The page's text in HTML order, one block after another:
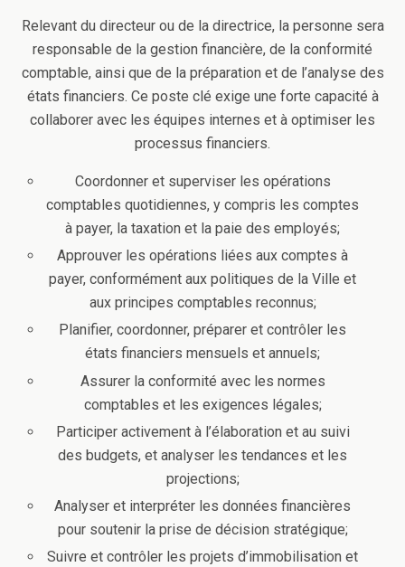
Relevant du directeur ou de la directrice, la personne sera
responsable de la gestion financière, de la conformité
comptable, ainsi que de la préparation et de l’analyse des
états financiers. Ce poste clé exige une forte capacité à
collaborer avec les équipes internes et à optimiser les
processus financiers.
Coordonner et superviser les opérations
comptables quotidiennes, y compris les comptes
à payer, la taxation et la paie des employés;
Approuver les opérations liées aux comptes à
payer, conformément aux politiques de la Ville et
aux principes comptables reconnus;
Planifier, coordonner, préparer et contrôler les
états financiers mensuels et annuels;
Assurer la conformité avec les normes
comptables et les exigences légales;
Participer activement à l’élaboration et au suivi
des budgets, et analyser les tendances et les
projections;
Analyser et interpréter les données financières
pour soutenir la prise de décision stratégique;
Suivre et contrôler les projets d’immobilisation et